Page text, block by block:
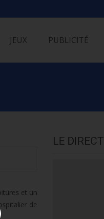
JEUX PUBLICITÉ
et un
de
LE DIRECT